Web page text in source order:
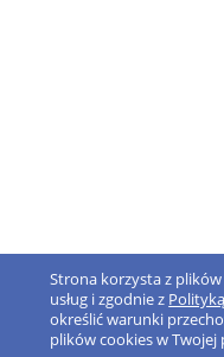
Strona korzysta z
usług i zgodnie z
określić warunki
plików cookies w Twojej